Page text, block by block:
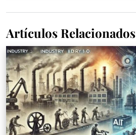
Artículos Relacionados